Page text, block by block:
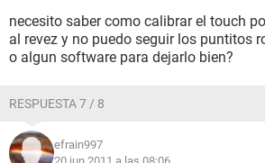
necesito saber como calibrar el touch
al revez y no puedo seguir los puntitos
o algun software para dejarlo bien?
RESPUESTA 7 / 8
efrain997